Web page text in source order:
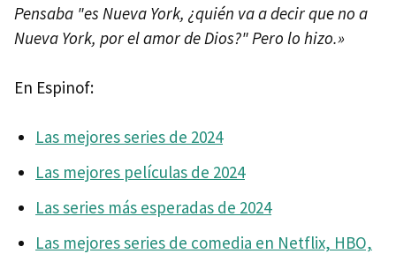
Pensaba "es Nueva York, ¿quién va a decir que no a
Nueva York, por el amor de Dios?" Pero lo hizo.»
En Espinof:
Las mejores series de 2024
Las mejores películas de 2024
Las series más esperadas de 2024
Las mejores series de comedia en Netflix, HBO,